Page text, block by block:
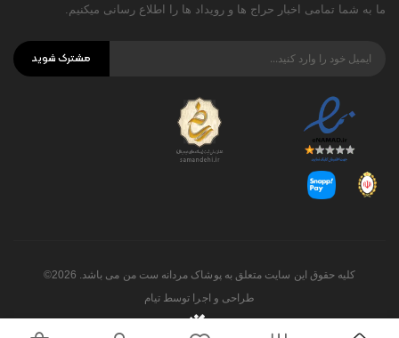
ما به شما تمامی اخبار حراج ها و رویداد ها را اطلاع رسانی میکنیم.
مشترک شوید
کلیه حقوق این سایت متعلق به پوشاک مردانه ست من می باشد. 2026©
طراحی و اجرا توسط تیام